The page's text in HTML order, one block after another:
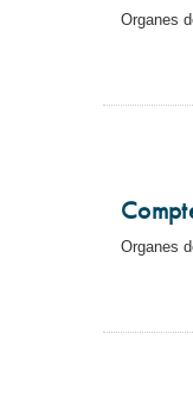
Organes
Organes